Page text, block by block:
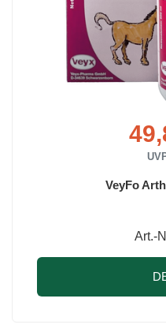
VeyFo
Art.-